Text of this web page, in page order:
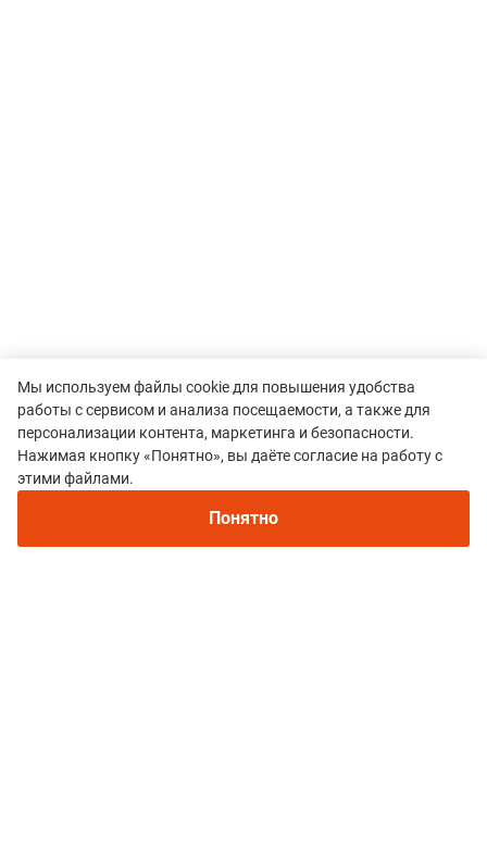
Все гонки
Серия гонок TrailLab
Мы используем файлы cookie для повышения удобства
работы с сервисом и анализа посещаемости, а также для
персонализации контента, маркетинга и безопасности.
Нажимая кнопку «Понятно», вы даёте согласие на работу с
этими файлами.
Понятно